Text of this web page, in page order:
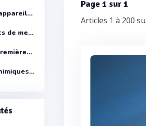
Matériels appareils et équipements
Instruments de mesure
Matières premières pour laboratoires
Produits chimiques pour laboratoires
Page 1 sur 1
Articles 1 à 200